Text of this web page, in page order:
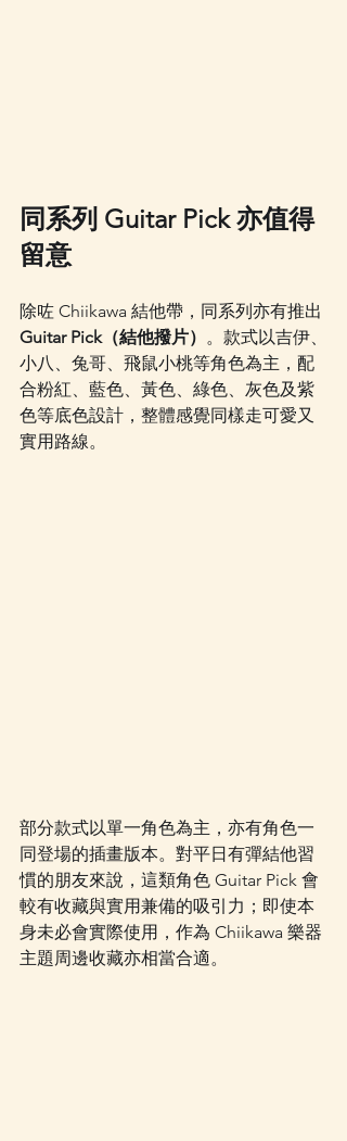
同系列 Guitar Pick 亦值得
留意
除咗 Chiikawa 結他帶，同系列亦有推出
Guitar Pick（結他撥片） 。款式以吉伊、
小八、兔哥、飛鼠小桃等角色為主，配
合粉紅、藍色、黃色、綠色、灰色及紫
色等底色設計，整體感覺同樣走可愛又
實用路線。
部分款式以單一角色為主，亦有角色一
同登場的插畫版本。對平日有彈結他習
慣的朋友來說，這類角色 Guitar Pick 會
較有收藏與實用兼備的吸引力；即使本
身未必會實際使用，作為 Chiikawa 樂器
主題周邊收藏亦相當合適。